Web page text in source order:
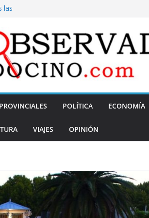
las
de ARN
el fracaso en el
demoras
de 16 años
PROVINCIALES POLÍTICA ECONOMÍA
VIAJES OPINIÓN